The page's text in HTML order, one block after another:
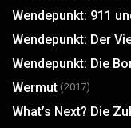
Wendepunkt: 911
Wendepunkt: Der
Wendepunkt: Die
Wermut (2017)
What’s Next? Die